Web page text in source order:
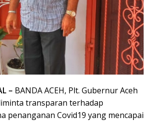
– BANDA ACEH, Plt. Gubernur Aceh
transparan terhadap
penanganan Covid19 yang mencapai